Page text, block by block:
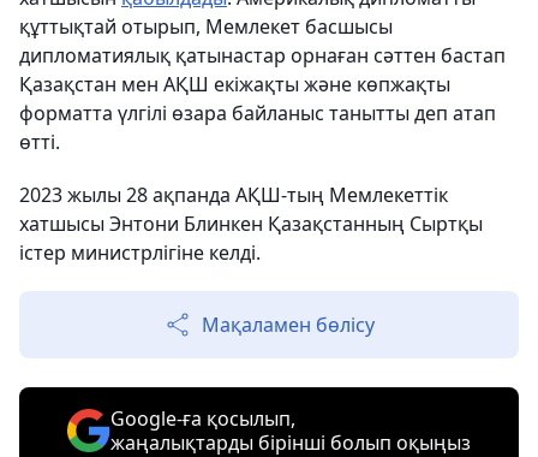
құттықтай отырып, Мемлекет басшысы
дипломатиялық қатынастар орнаған сәттен бастап
Қазақстан мен АҚШ екіжақты және көпжақты
форматта үлгілі өзара байланыс танытты деп атап
өтті.
2023 жылы 28 ақпанда АҚШ-тың Мемлекеттік
хатшысы Энтони Блинкен Қазақстанның Сыртқы
істер министрлігіне келді.
Мақаламен бөлісу
Google-ға қосылып,
жаңалықтарды бірінші болып оқыңыз